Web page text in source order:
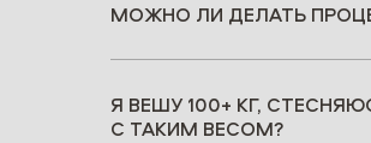
МОЖНО ЛИ ДЕЛАТЬ
Я ВЕШУ 100+ КГ‚
С ТАКИМ ВЕСОМ?